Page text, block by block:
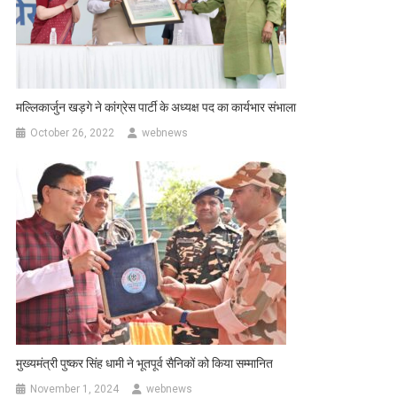
मल्लिकार्जुन खड़गे ने कांग्रेस पार्टी के अध्यक्ष पद का कार्यभार संभाला
October 26, 2022 webnews
मुख्यमंत्री पुष्कर सिंह धामी ने भूतपूर्व सैनिकों को किया सम्मानित
November 1, 2024 webnews